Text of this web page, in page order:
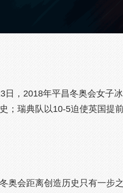
日，2018年平昌冬奥会女子
；瑞典队以10-5迫使英国提
奥会距离创造历史只有一步